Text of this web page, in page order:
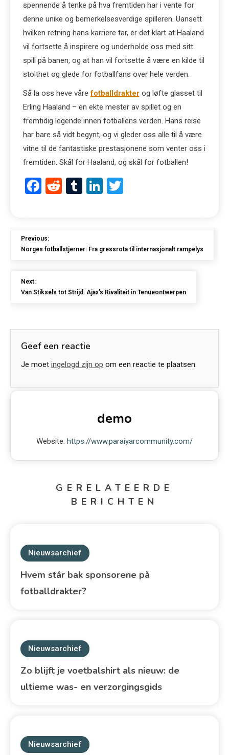
spennende å tenke på hva fremtiden har i vente for
denne unike og bemerkelsesverdige spilleren. Uansett
hvilken retning hans karriere tar, er det klart at Haaland
vil fortsette å inspirere og underholde oss med sitt
spill på banen, og at han vil fortsette å være en kilde til
stolthet og glede for fotballfans over hele verden.
Så la oss heve vårefotballdrakter og løfte glasset til
Erling Haaland – en ekte mester av spillet og en
fremtidig legende innen fotballens verden. Hans reise
har bare så vidt begynt, og vi gleder oss alle til å være
vitne til de fantastiske prestasjonene som venter oss i
fremtiden. Skål for Haaland, og skål for fotballen!
Facebook
RedditTumblrLinkedIn
Previous:
Norges fotballstjerner: Fra gressrota til internasjonalt rampelys
Next:
Van Stiksels tot Strijd: Ajax’s Rivaliteit in Tenueontwerpen
Geef een reactie
Je moet ingelogd zijn op om een reactie te plaatsen.
demo
Website: https://www.paraiyarcommunity.com/
GERELATEERDE
BERICHTEN
Nieuwsarchief
Hvem står bak sponsorene på
fotballdrakter?
Nieuwsarchief
Zo blijft je voetbalshirt als nieuw: de
ultieme was- en verzorgingsgids
Nieuwsarchief